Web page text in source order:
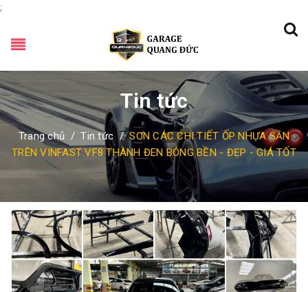
;
Tin tức
Trang chủ / Tin tức / SƠN CÁC CHI TIẾT ỐP NHỰA SẦN
TRÊN VINFAST VF8 THÀNH ĐEN BÓNG BỀN - ĐẸP - GIÁ TỐT